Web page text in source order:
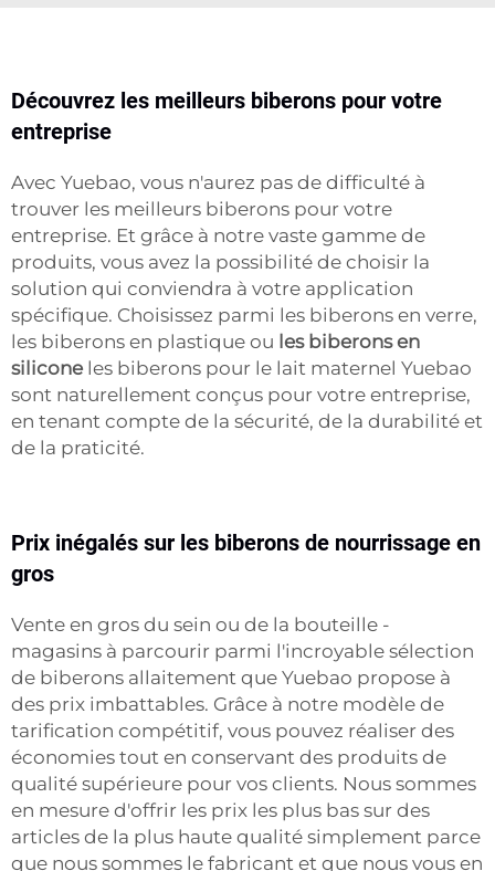
Découvrez les meilleurs biberons pour votre
entreprise
Avec Yuebao, vous n'aurez pas de difficulté à
trouver les meilleurs biberons pour votre
entreprise. Et grâce à notre vaste gamme de
produits, vous avez la possibilité de choisir la
solution qui conviendra à votre application
spécifique. Choisissez parmi les biberons en verre,
les biberons en plastique ou les biberons en
silicone les biberons pour le lait maternel Yuebao
sont naturellement conçus pour votre entreprise,
en tenant compte de la sécurité, de la durabilité et
de la praticité.
Prix inégalés sur les biberons de nourrissage en
gros
Vente en gros du sein ou de la bouteille -
magasins à parcourir parmi l'incroyable sélection
de biberons allaitement que Yuebao propose à
des prix imbattables. Grâce à notre modèle de
tarification compétitif, vous pouvez réaliser des
économies tout en conservant des produits de
qualité supérieure pour vos clients. Nous sommes
en mesure d'offrir les prix les plus bas sur des
articles de la plus haute qualité simplement parce
que nous sommes le fabricant et que nous vous en